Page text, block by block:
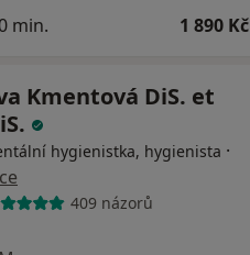
min. 1 890 Kč
Kmentová DiS. et
hygienistka, hygienista ·
409 názorů